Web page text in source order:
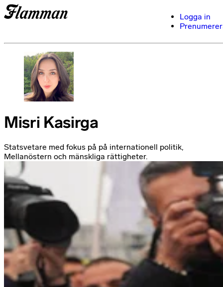
Logga in
Misri Kasirga
Statsvetare med fokus på på internationell politik,
Mellanöstern och mänskliga rättigheter.